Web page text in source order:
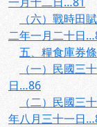
（六）戰時
二年一月二十日
五、糧食庫券
（一）民國
日…86
（二）民國
年八月三十一日